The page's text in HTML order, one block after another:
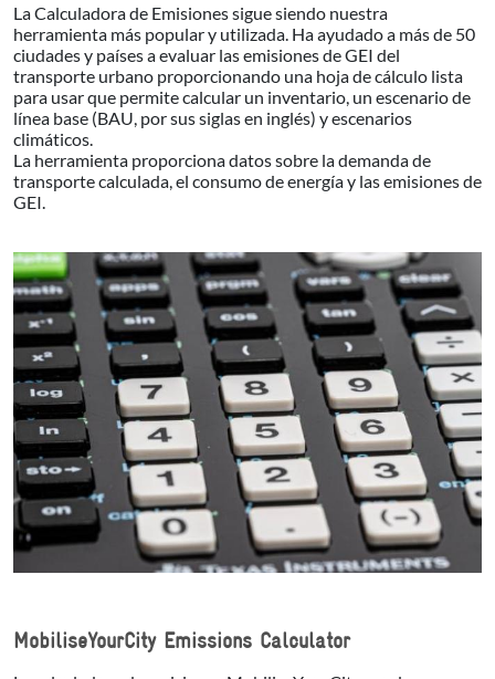
La Calculadora de Emisiones sigue siendo nuestra
herramienta más popular y utilizada. Ha ayudado a más de 50
ciudades y países a evaluar las emisiones de GEI del
transporte urbano proporcionando una hoja de cálculo lista
para usar que permite calcular un inventario, un escenario de
línea base (BAU, por sus siglas en inglés) y escenarios
climáticos.
La herramienta proporciona datos sobre la demanda de
transporte calculada, el consumo de energía y las emisiones de
GEI.
MobiliseYourCity Emissions Calculator